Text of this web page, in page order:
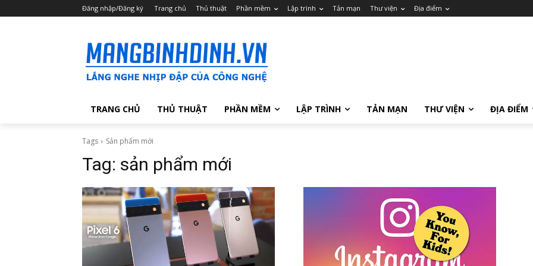
Đăng nhập/Đăng ký Trang chủ Thủ thuật Phần mềm Lập trình Tản mạn Thư viện Địa điểm
TRANG CHỦ THỦ THUẬT PHẦN MỀM LẬP TRÌNH TẢN MẠN THƯ VIỆN ĐỊA ĐIỂM
Tags Sản phẩm mới
Tag: sản phẩm mới